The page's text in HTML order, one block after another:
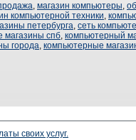
, магазин компьютеры,
компьютерной техники,
петербурга, сеть
магазины спб, компьютерный
города, компьютерные
своих услуг.